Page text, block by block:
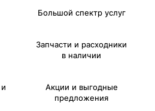
Большой спектр услуг
Запчасти и расходники
в наличии
Акции и выгодные
предложения